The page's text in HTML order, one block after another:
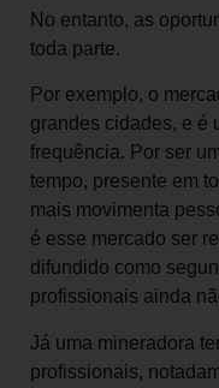
No entanto, as
toda parte.
Por exemplo, o
grandes cidades, e é
frequência. Por ser
tempo, presente em
mais movimenta
é esse mercado ser
difundido como
profissionais ainda
Já uma mineradora
profissionais,